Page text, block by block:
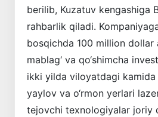
berilib, Kuzatuv kengashiga
rahbarlik qiladi.
bosqichda 100 million dollar
mablag‘ va qo‘shimcha
ikki yilda viloyatdagi
yaylov va o‘rmon yerlari
tejovchi texnologiyalar joriy